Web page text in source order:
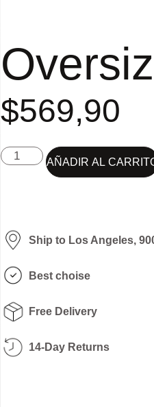
$569,90
AÑADIR AL
Ship to Los Angeles,
Best choise
Free Delivery
14-Day Returns